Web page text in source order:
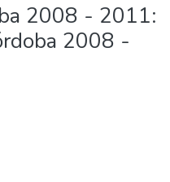
2008 - 2011:
2008 -